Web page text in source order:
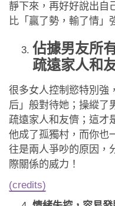
靜下來，再好好說出自
比「贏了勢，輸了情」
佔據男友所
疏遠家人和
很多女人控制慾特別強
后」般對待她；操縱了
疏遠家人和友儕；這才
他成了孤獨村，而你也
往是兩人爭吵的原因，
際關係的威力！
(credits)